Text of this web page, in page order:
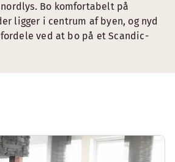
Bo komfortabelt på
ligger i centrum af byen, og nyd
ved at bo på et Scandic-